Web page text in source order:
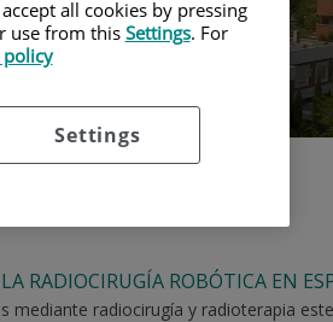
RADIOCIRUGÍA ROBÓTICA EN
mediante radiocirugía y radioterapia
all cookies by pressing
use from this Settings. For
policy
Settings